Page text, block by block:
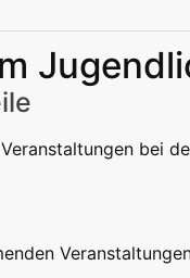
Mailänder Platz
| Freizeit Kinder |
| Freizeit
bei